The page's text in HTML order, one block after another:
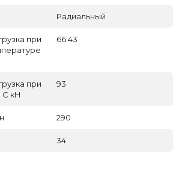
Радиальный
при
66.43
при
С кН
93
290
34